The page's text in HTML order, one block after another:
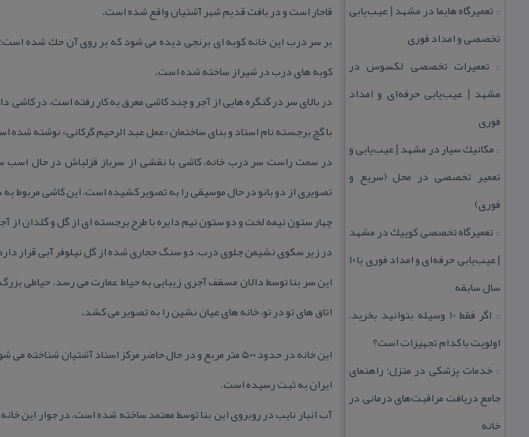
:: تعمیرگاه هایما در مشهد | عیب‌یابی
تخصصی و امداد فوری
:: تعمیرات تخصصی لكسوس در
مشهد | عیب‌یابی حرفه‌ای و امداد
فوری
:: مكانیك سیار در مشهد | عیب‌یابی و
تعمیر تخصصی در محل (سریع و
فوری)
:: تعمیرگاه تخصصی كوییك در مشهد
| عیب‌یابی حرفه‌ای و امداد فوری با ۱۰
سال سابقه
::
اگر فقط 10 وسیله بتوانید بخرید،
اولویت با كدام تجهیزات است؟
:: خدمات پزشكی در منزل؛ راهنمای
جامع دریافت مراقبت‌های درمانی در
خانه
قاجار است و در بافت قدیم شهر آشتیان واقع شده است.
كوبه های درب در شیراز ساخته شده است.
در بالای سر در گنگره هایی از آجر و چند كاشی معرق به كار رفته است، در كاشی
با گچ برجسته نام استاد و بنای ساختمان «عمل عبد الرحیم گركانی» نوشته شده
در سمت راست سر درب خانه، كاشی با نقشی از سرباز قزلباش در حال
تصویری از دو بانو در حال موسیقی را به تصویر كشیده است، این كاشی مربوط
چهار ستون نیمه لخت و دو ستون نیم دایره با طرح برجسته ای از گل و گلدان
در زیر سكوی نشیمن جلوی درب، دو سنگ حجاری شده از گل نیلوفر آبی قرار
این سر بنا توسط دالان مسقف آجری زیبایی به حیاط عمارت می رسد، حیاطی
اتاق های تو در تو، خانه های عیان نشین را به تصویر می كشد.
ایران به ثبت رسیده است.
آب انبار نایب در روبروی این بنا توسط معتمد ساخته شده است، در جوار این